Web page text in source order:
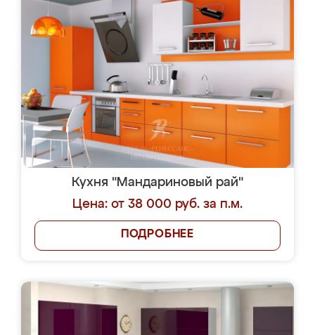
Кухня "Мандариновый рай"
Цена: от 38 000 руб. за п.м.
ПОДРОБНЕЕ